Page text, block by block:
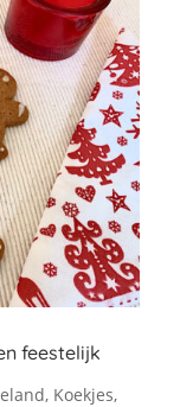
feestelijk
, Koekjes,